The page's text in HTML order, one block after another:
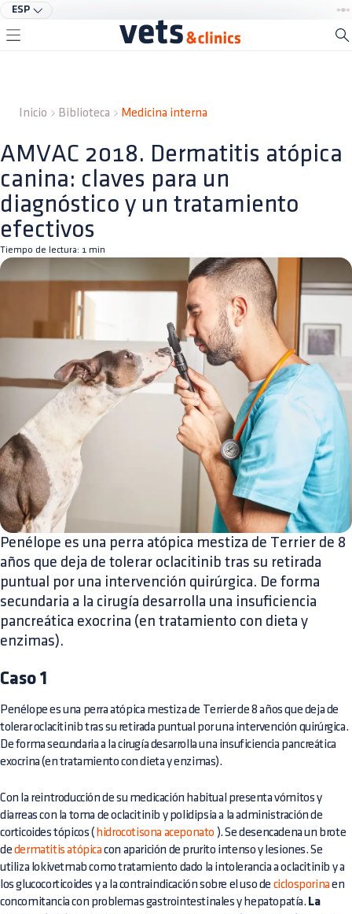
ESP
Inicio Biblioteca Medicina interna
AMVAC 2018. Dermatitis atópica
canina: claves para un
diagnóstico y un tratamiento
efectivos
Tiempo de lectura: 1 min
Penélope es una perra atópica mestiza de Terrier de 8
años que deja de tolerar oclacitinib tras su retirada
puntual por una intervención quirúrgica. De forma
secundaria a la cirugía desarrolla una insuficiencia
pancreática exocrina (en tratamiento con dieta y
enzimas).
Caso 1
Penélope es una perra atópica mestiza de Terrier de 8 años que deja de
tolerar oclacitinib tras su retirada puntual por una intervención quirúrgica.
De forma secundaria a la cirugía desarrolla una insuficiencia pancreática
exocrina (en tratamiento con dieta y enzimas).
Con la reintroducción de su medicación habitual presenta vómitos y
diarreas con la toma de oclacitinib y polidipsia a la administración de
corticoides tópicos ( hidrocotisona aceponato ). Se desencadena un brote
de dermatitis atópica con aparición de prurito intenso y lesiones. Se
utiliza lokivetmab como tratamiento dado la intolerancia a oclacitinib y a
los glucocorticoides y a la contraindicación sobre el uso de ciclosporina en
concomitancia con problemas gastrointestinales y hepatopatía. La